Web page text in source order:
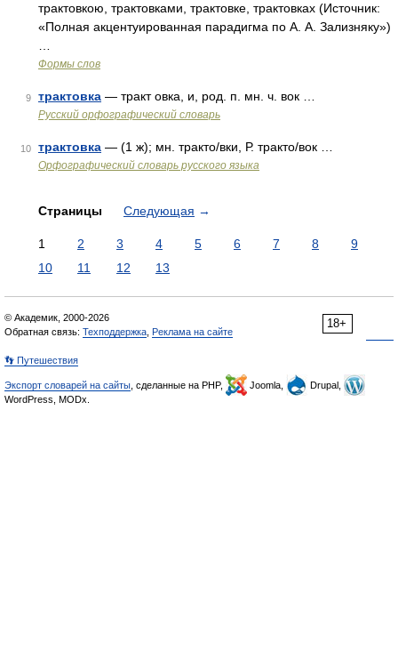
трактовкою, трактовками, трактовке, трактовках (Источник:
«Полная акцентуированная парадигма по А. А. Зализняку»)
Формы слов
9 трактовка — тракт овка, и, род. п. мн. ч. вок …
Русский орфографический словарь
10 трактовка — (1 ж); мн. тракто/вки, Р. тракто/вок …
Орфографический словарь русского языка
Страницы Следующая →
1 2 3 4 5 6 7 8
9
10
11 12 13
18+
© Академик, 2000-2026
Обратная связь: Техподдержка Реклама на сайте
👣 Путешествия
Экспорт словарей на сайты , сделанные на PHP, Joomla,
Drupal,
WordPress, MODx.